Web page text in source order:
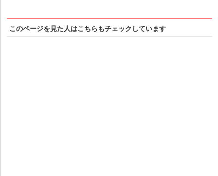
このページを見た人はこちらもチェックしています